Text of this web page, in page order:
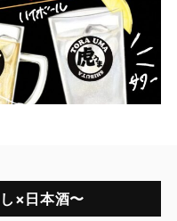
×日本酒〜